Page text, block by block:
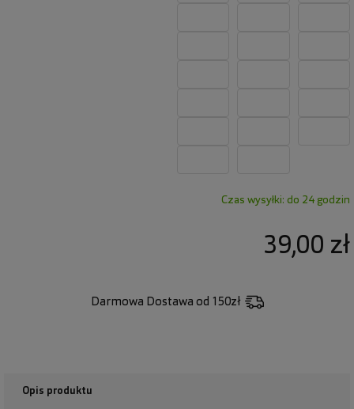
Czas wysyłki: do 24 godzin
39,00 zł
Darmowa Dostawa od 150zł
Opis produktu